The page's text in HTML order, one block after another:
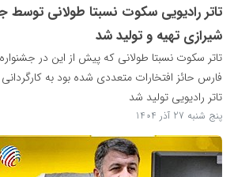
تاتر رادیویی سکوت نسبتا طولانی توسط
شیرازی تهیه و تولید شد
تاتر سکوت نسبتا طولانی که پیش از این در
فارس حائز افتخارات متعددی شده بود به
تاتر رادیویی تولید شد
پنج شنبه 27 آذر 1404